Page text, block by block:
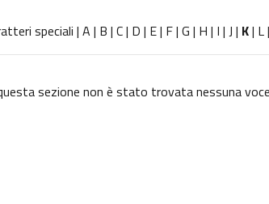
speciali | A | B | C| D | E| F| G | H | I | J | K| L|
sezione non è stato trovata nessuna voce